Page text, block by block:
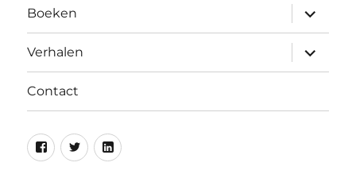
Boeken
Verhalen
Contact
Facebook
TwitterLinkedin